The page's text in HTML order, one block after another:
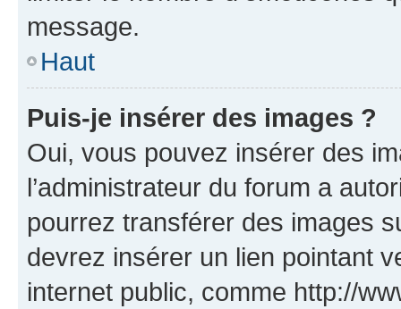
message.
Haut
Puis-je insérer des images ?
Oui, vous pouvez insérer des
l’administrateur du forum a
pourrez transférer des images
devrez insérer un lien pointant
internet public, comme http://